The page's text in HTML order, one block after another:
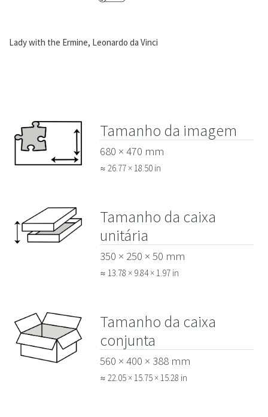
Lady with the Ermine, Leonardo da Vinci
Tamanho da imagem
680 × 470 mm
≈ 26.77 × 18.50 in
Tamanho da caixa
unitária
350 × 250 × 50 mm
≈ 13.78 × 9.84 × 1.97 in
Tamanho da caixa
conjunta
560 × 400 × 388 mm
≈ 22.05 × 15.75 × 15.28 in